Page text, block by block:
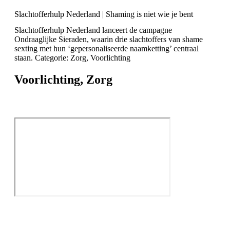
Slachtofferhulp Nederland | Shaming is niet wie je bent
Slachtofferhulp Nederland lanceert de campagne
Ondraaglijke Sieraden, waarin drie slachtoffers van shame
sexting met hun ‘gepersonaliseerde naamketting’ centraal
staan. Categorie: Zorg, Voorlichting
Voorlichting, Zorg